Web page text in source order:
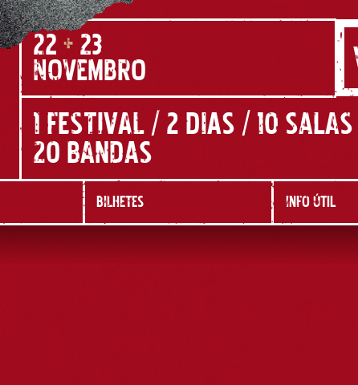
22+ 23
NOVEMBRO
1 FESTIVAL / 2 DIAS / 10
20 BANDAS
BILHETES INFO ÚTIL